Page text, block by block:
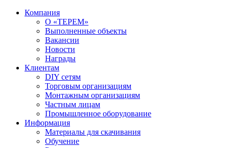
Компания
О «ТЕРЕМ»
Выполненные объекты
Вакансии
Новости
Награды
Клиентам
DIY сетям
Торговым организациям
Монтажным организациям
Частным лицам
Промышленное оборудование
Информация
Материалы для скачивания
Обучение